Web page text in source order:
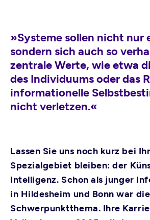
»Systeme sollen nicht nur
sondern sich auch so
zentrale Werte, wie etwa
des Individuums oder das
informationelle
nicht verletzen.«
Lassen Sie uns noch kurz bei
Spezialgebiet bleiben: der
Intelligenz. Schon als junger
in Hildesheim und Bonn war
Schwerpunktthema. Ihre